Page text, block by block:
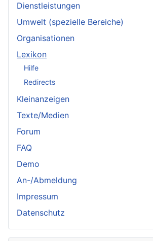
Dienstleistungen
Umwelt (spezielle Bereiche)
Organisationen
Lexikon
Hilfe
Redirects
Kleinanzeigen
Texte/Medien
Forum
FAQ
Demo
An-/Abmeldung
Impressum
Datenschutz